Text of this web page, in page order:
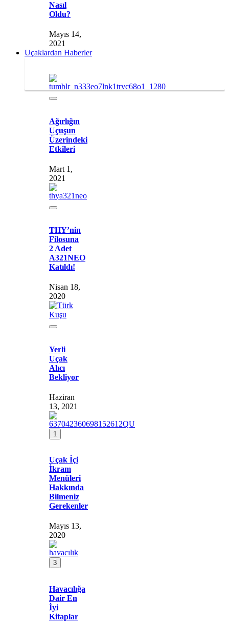
Nasıl
Oldu?
Mayıs 14,
2021
Uçaklardan Haberler
Ağırlığın
Uçuşun
Üzerindeki
Etkileri
Mart 1,
2021
THY’nin
Filosuna
2 Adet
A321NEO
Katıldı!
Nisan 18,
2020
Yerli
Uçak
Alıcı
Bekliyor
Haziran
13, 2021
1
Uçak İçi
İkram
Menüleri
Hakkında
Bilmeniz
Gerekenler
Mayıs 13,
2020
3
Havacılığa
Dair En
İyi
Kitaplar